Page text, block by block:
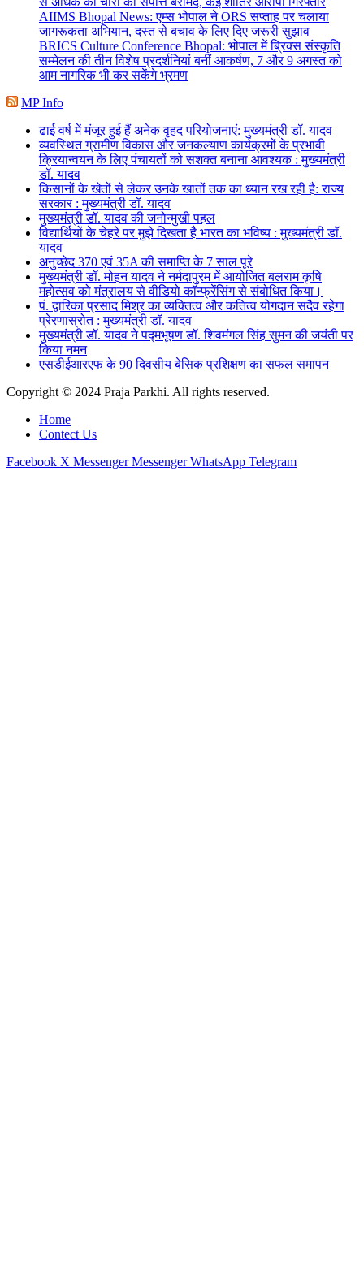
AIIMS Bhopal News: एम्स भोपाल ने ORS सप्ताह पर चलाया
जागरूकता अभियान, दस्त से बचाव के लिए दिए जरूरी सुझाव
BRICS Culture Conference Bhopal: भोपाल में ब्रिक्स संस्कृति
सम्मेलन की तीन विशेष प्रदर्शनियां बनीं आकर्षण, 7 और 9 अगस्त को
आम नागरिक भी कर सकेंगे भ्रमण
MP Info
ढाई वर्ष में मंजूर हुई हैं अनेक वृहद परियोजनाएं: मुख्यमंत्री डॉ. यादव
व्यवस्थित ग्रामीण विकास और जनकल्याण कार्यक्रमों के प्रभावी
क्रियान्वयन के लिए पंचायतों को सशक्त बनाना आवश्यक : मुख्यमंत्री
डॉ. यादव
किसानों के खेतों से लेकर उनके खातों तक का ध्यान रख रही है: राज्य
सरकार : मुख्यमंत्री डॉ. यादव
मुख्यमंत्री डॉ. यादव की जनोन्मुखी पहल
विद्यार्थियों के चेहरे पर मुझे दिखता है भारत का भविष्य : मुख्यमंत्री डॉ.
यादव
अनुच्छेद 370 एवं 35A की समाप्ति के 7 साल पूरे
मुख्यमंत्री डॉ. मोहन यादव ने नर्मदापुरम में आयोजित बलराम कृषि
महोत्सव को मंत्रालय से वीडियो कॉन्फ्रेंसिंग से संबोधित किया।
पं. द्वारिका प्रसाद मिश्र का व्यक्तित्व और कतित्व योगदान सदैव रहेगा
प्रेरणास्रोत : मुख्यमंत्री डॉ. यादव
मुख्यमंत्री डॉ. यादव ने पद्मभूषण डॉ. शिवमंगल सिंह सुमन की जयंती पर
किया नमन
एसडीईआरएफ के 90 दिवसीय बेसिक प्रशिक्षण का सफल समापन
Copyright © 2024 Praja Parkhi. All rights reserved.
Home
Contect Us
Facebook X Messenger Messenger WhatsApp Telegram